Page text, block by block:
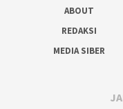
ABOUT
REDAKSI
MEDIA SIBER